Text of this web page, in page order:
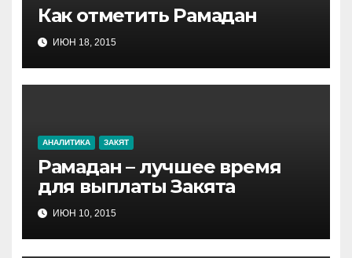
Как отметить Рамадан
ИЮН 18, 2015
АНАЛИТИКА ЗАКЯТ
Рамадан – лучшее время
для выплаты Закята
ИЮН 10, 2015